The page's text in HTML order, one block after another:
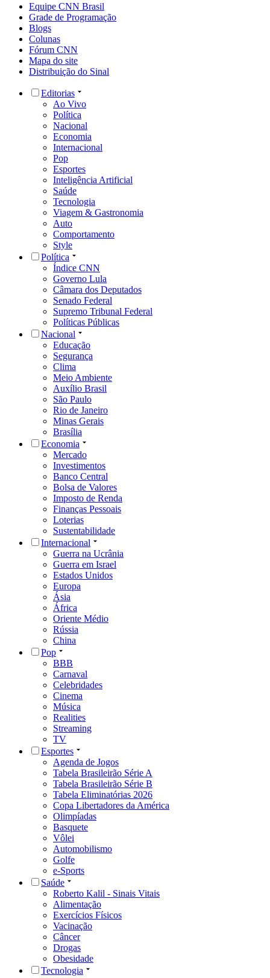
Equipe CNN Brasil
Grade de Programação
Blogs
Colunas
Fórum CNN
Mapa do site
Distribuição do Sinal
Editorias
Ao Vivo
Política
Nacional
Economia
Internacional
Pop
Esportes
Inteligência Artificial
Saúde
Tecnologia
Viagem & Gastronomia
Auto
Comportamento
Style
Política
Índice CNN
Governo Lula
Câmara dos Deputados
Senado Federal
Supremo Tribunal Federal
Políticas Públicas
Nacional
Educação
Segurança
Clima
Meio Ambiente
Auxílio Brasil
São Paulo
Rio de Janeiro
Minas Gerais
Brasília
Economia
Mercado
Investimentos
Banco Central
Bolsa de Valores
Imposto de Renda
Finanças Pessoais
Loterias
Sustentabilidade
Internacional
Guerra na Ucrânia
Guerra em Israel
Estados Unidos
Europa
Ásia
África
Oriente Médio
Rússia
China
Pop
BBB
Carnaval
Celebridades
Cinema
Música
Realities
Streaming
TV
Esportes
Agenda de Jogos
Tabela Brasileirão Série A
Tabela Brasileirão Série B
Tabela Eliminatórias 2026
Copa Libertadores da América
Olimpíadas
Basquete
Vôlei
Automobilismo
Golfe
e-Sports
Saúde
Roberto Kalil - Sinais Vitais
Alimentação
Exercícios Físicos
Vacinação
Câncer
Drogas
Obesidade
Tecnologia